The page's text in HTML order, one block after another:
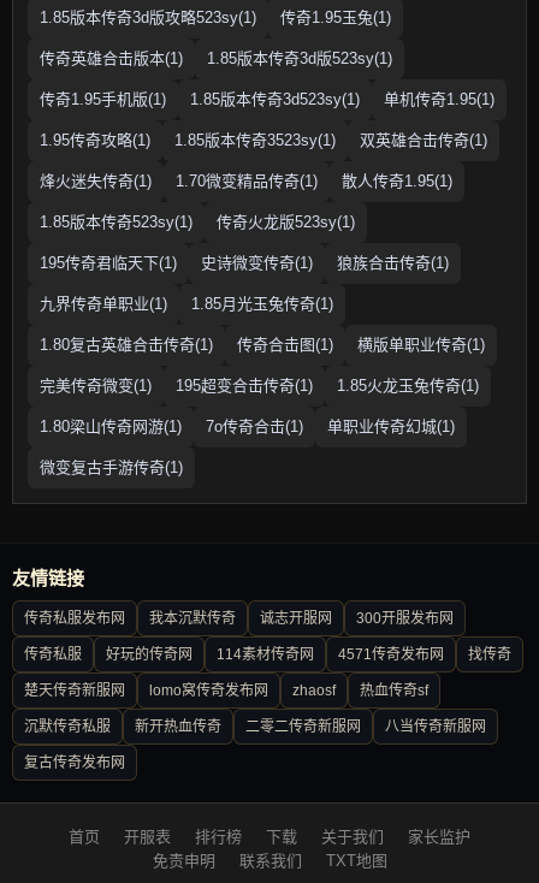
1.85版本传奇3d版攻略523sy(1) 传奇1.95玉兔(1)
传奇英雄合击版本(1) 1.85版本传奇3d版523sy(1)
传奇1.95手机版(1) 1.85版本传奇3d523sy(1) 单机传奇1.95(1)
1.95传奇攻略(1) 1.85版本传奇3523sy(1) 双英雄合击传奇(1)
烽火迷失传奇(1) 1.70微变精品传奇(1) 散人传奇1.95(1)
1.85版本传奇523sy(1) 传奇火龙版523sy(1)
195传奇君临天下(1) 史诗微变传奇(1) 狼族合击传奇(1)
九界传奇单职业(1) 1.85月光玉兔传奇(1)
1.80复古英雄合击传奇(1) 传奇合击图(1) 横版单职业传奇(1)
完美传奇微变(1) 195超变合击传奇(1) 1.85火龙玉兔传奇(1)
1.80梁山传奇网游(1) 7o传奇合击(1) 单职业传奇幻城(1)
微变复古手游传奇(1)
友情链接
传奇私服发布网 我本沉默传奇 诚志开服网 300开服发布网
传奇私服 好玩的传奇网 114素材传奇网 4571传奇发布网 找传奇
楚天传奇新服网 lomo窝传奇发布网 zhaosf 热血传奇sf
沉默传奇私服 新开热血传奇 二零二传奇新服网 八当传奇新服网
复古传奇发布网
首页 开服表 排行榜 下载 关于我们
家长监护
免责申明
联系我们 TXT地图